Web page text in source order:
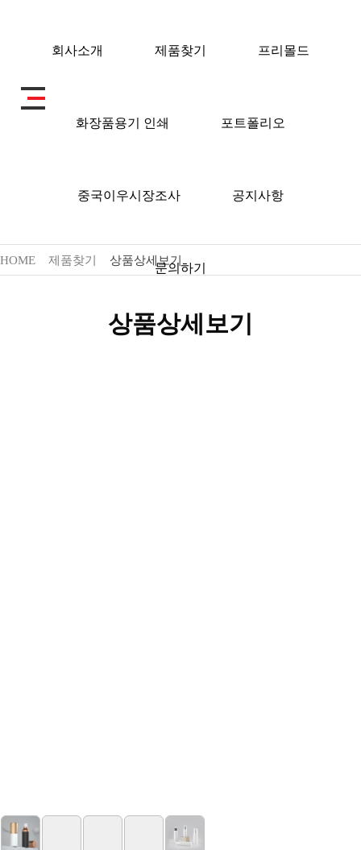
회사소개 제품찾기 프리몰드
화장품용기 인쇄 포트폴리오
중국이우시장조사 공지사항
문의하기
HOME 제품찾기 상품상세보기
상품상세보기